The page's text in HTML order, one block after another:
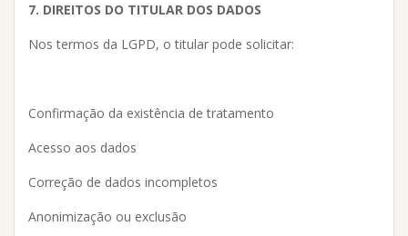
7. DIREITOS DO TITULAR DOS DADOS
Nos termos da LGPD, o titular pode solicitar:
Confirmação da existência de tratamento
Acesso aos dados
Correção de dados incompletos
Anonimização ou exclusão